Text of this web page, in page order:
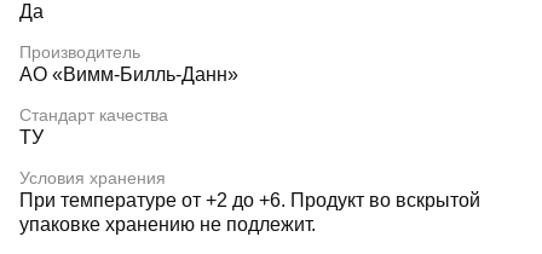
Да
Производитель
АО «Вимм-Билль-Данн»
Стандарт качества
ТУ
Условия хранения
При температуре от +2 до +6. Продукт во вскрытой
упаковке хранению не подлежит.